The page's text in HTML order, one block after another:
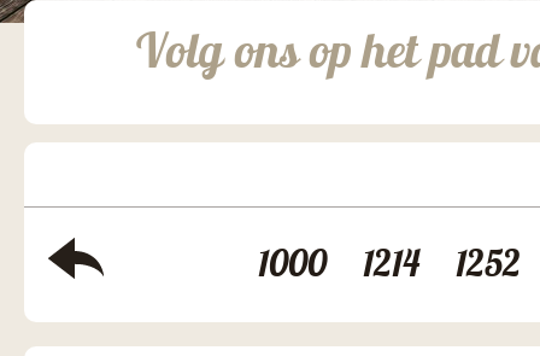
Volg ons op het pad
1000 1214 1252